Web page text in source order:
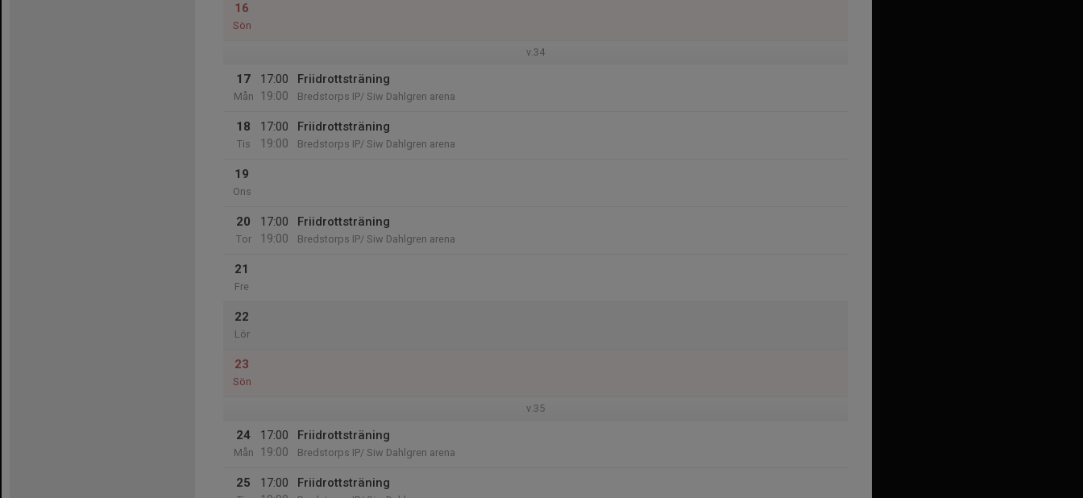
16
Sön
v.34
17
Mån
17:00
19:00
Friidrottsträning
Bredstorps IP/ Siw Dahlgren arena
18
Tis
17:00
19:00
Friidrottsträning
Bredstorps IP/ Siw Dahlgren arena
19
Ons
20
Tor
17:00
19:00
Friidrottsträning
Bredstorps IP/ Siw Dahlgren arena
21
Fre
22
Lör
23
Sön
v.35
24
Mån
17:00
19:00
Friidrottsträning
Bredstorps IP/ Siw Dahlgren arena
25
17:00
Friidrottsträning